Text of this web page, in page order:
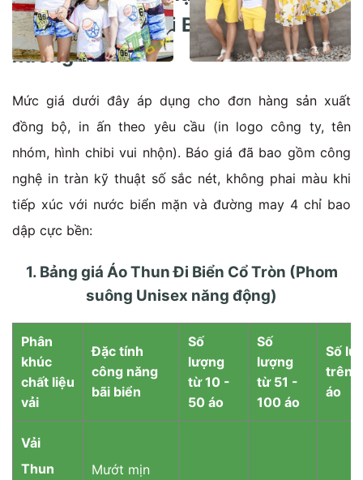
Teambuilding Bãi Biển – Giá sỉ tận
xưởng
Mức giá dưới đây áp dụng cho đơn hàng sản xuất
đồng bộ, in ấn theo yêu cầu (in logo công ty, tên
nhóm, hình chibi vui nhộn). Báo giá đã bao gồm công
nghệ in tràn kỹ thuật số sắc nét, không phai màu khi
tiếp xúc với nước biển mặn và đường may 4 chỉ bao
dập cực bền:
1. Bảng giá Áo Thun Đi Biển Cổ Tròn (Phom
suông Unisex năng động)
Phân
khúc
chất liệu
vải
Đặc tính
công năng
bãi biển
Số
lượng
từ 10 -
50 áo
Số
lượng
từ 51 -
100 áo
Số
trên
áo
Vải
Thun
Mướt mịn